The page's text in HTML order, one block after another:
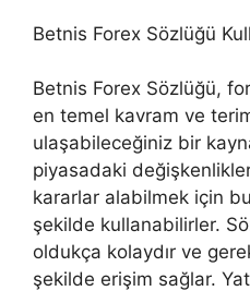
Betnis Forex Sözlüğü
Betnis Forex Sözlüğü,
en temel kavram ve
ulaşabileceğiniz bir
piyasadaki
kararlar alabilmek için
şekilde kullanabilirler.
oldukça kolaydır ve
şekilde erişim sağlar.